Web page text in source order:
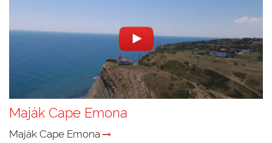
Maják Cape Emona
Maják Cape Emona